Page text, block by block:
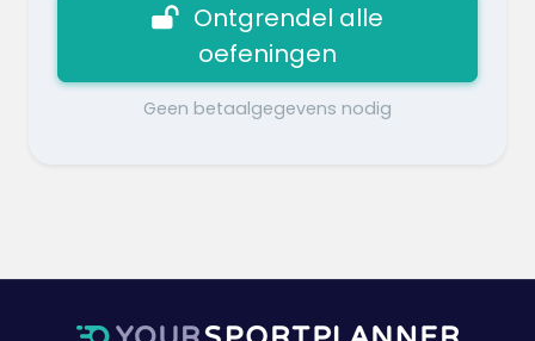
Ontgrendel alle
oefeningen
Geen betaalgegevens nodig